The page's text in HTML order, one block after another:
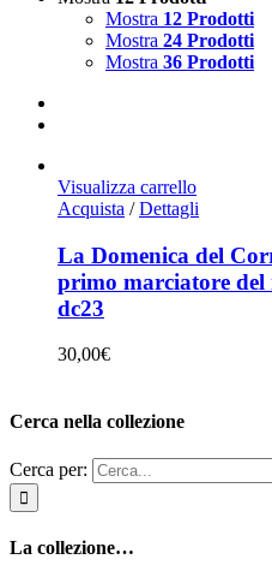
Mostra 12 Prodotti
Mostra 24 Prodotti
Mostra 36 Prodotti
Visualizza carrello
Acquista / Dettagli
La Domenica del
primo marciatore del
dc23
30,00€
Cerca nella collezione
Cerca per:
La collezione…